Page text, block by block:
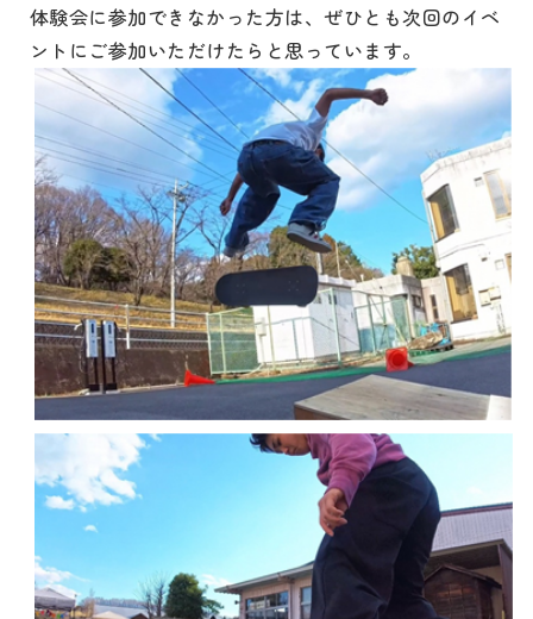
体験会に参加できなかった方は、ぜひとも次回のイベ
ントにご参加いただけたらと思っています。